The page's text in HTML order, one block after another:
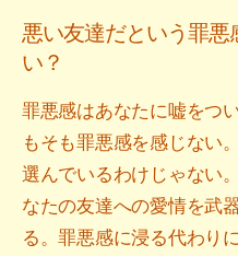
悪い友達だという罪
い？
罪悪感はあなたに嘘をつ
もそも罪悪感を感じない
選んでいるわけじゃない
なたの友達への愛情を武
る。罪悪感に浸る代わり